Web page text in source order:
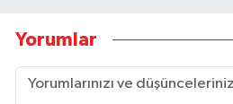
Yorumlar